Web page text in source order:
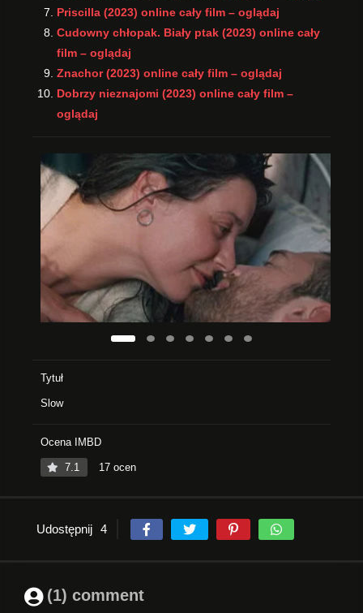
Priscilla (2023) online cały film – oglądaj
Cudowny chłopak. Biały ptak (2023) online cały
film – oglądaj
Znachor (2023) online cały film – oglądaj
Dobrzy nieznajomi (2023) online cały film –
oglądaj
Tytuł
Slow
Ocena IMBD
7.1 17 ocen
Udostępnij 4
(1) comment